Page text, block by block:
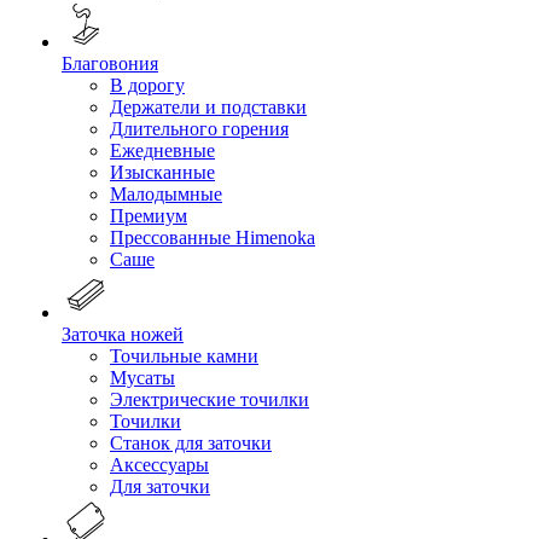
Благовония
В дорогу
Держатели и подставки
Длительного горения
Ежедневные
Изысканные
Малодымные
Премиум
Прессованные Himenoka
Саше
Заточка ножей
Точильные камни
Мусаты
Электрические точилки
Точилки
Станок для заточки
Аксессуары
Для заточки